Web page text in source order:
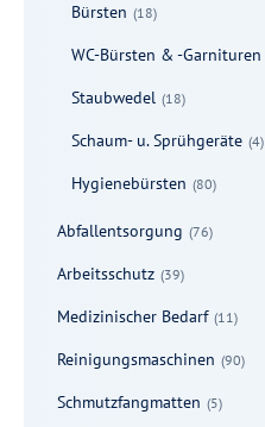
Bürsten (18)
WC-Bürsten & -Garnituren
Staubwedel (18)
Schaum- u. Sprühgeräte (4)
Hygienebürsten (80)
Abfallentsorgung (76)
Arbeitsschutz (39)
Medizinischer Bedarf (11)
Reinigungsmaschinen (90)
Schmutzfangmatten (5)